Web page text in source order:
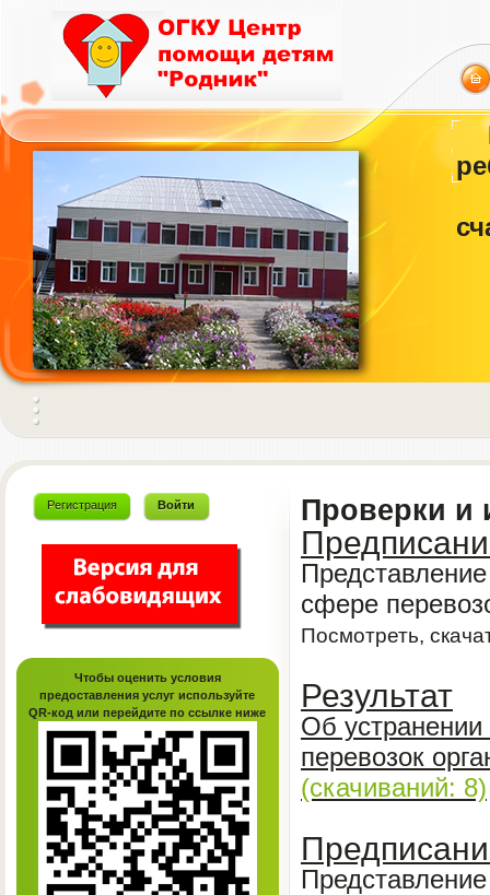
Регистрация Войти
Чтобы оценить условия
предоставления услуг используйте
QR-код или перейдите по ссылке ниже
Проверки и
сфере
Посмотреть,
Результат
Об
перевозок
(cкачиваний: 8)